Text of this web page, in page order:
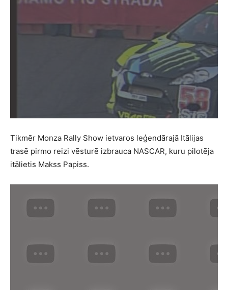
Tikmēr Monza Rally Show ietvaros leģendārajā Itālijas
trasē pirmo reizi vēsturē izbrauca NASCAR, kuru pilotēja
itālietis Makss Papiss.